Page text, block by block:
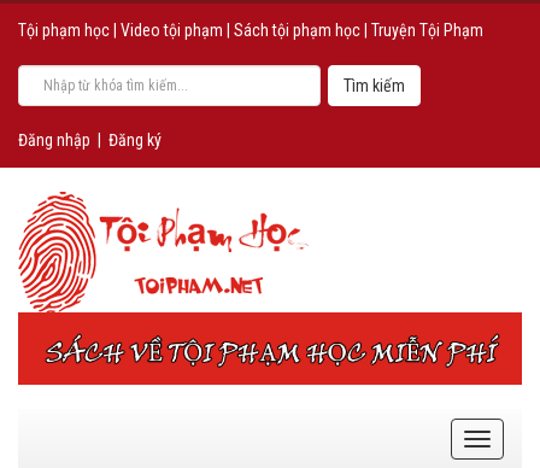
Tội phạm học Video tội phạm Sách tội phạm học Truyện Tội Phạm
Đăng nhập Đăng ký